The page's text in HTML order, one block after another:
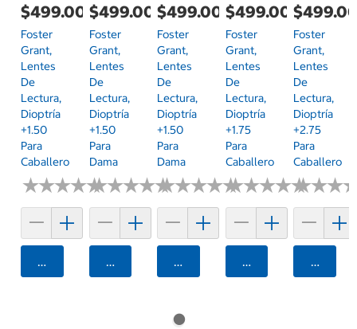
$499.00
Foster
Grant,
Lentes
De
Lectura,
Dioptría
+1.50
Para
Caballero
★★★★★
★★★★★
Agregar
$499.00
Foster
Grant,
Lentes
De
Lectura,
Dioptría
+1.50
Para
Dama
★★★★★
★★★★★
Agregar
$499.00
Foster
Grant,
Lentes
De
Lectura,
Dioptría
+1.50
Para
Dama
★★★★★
★★★★★
Agregar
$499.00
Foster
Grant,
Lentes
De
Lectura,
Dioptría
+1.75
Para
Caballero
★★★★★
★★★★★
Agregar
Foster
Grant,
Lentes
De
Lectura,
Dioptría
+2.75
Para
Caballero
★★★
★★★